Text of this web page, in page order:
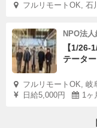
フルリモートOK, 石
NPO法
【1/26-
テータ
フルリモートOK, 岐
日給5,000円
1ヶ